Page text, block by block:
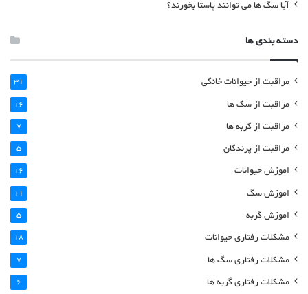
آیا سگ ها می توانند پاستا بخورند؟
دسته بندی ها
مراقبت از حیوانات خانگی 31
مراقبت از سگ ها 16
مراقبت از گربه ها 7
مراقبت از پرندگان 5
اموزش حیوانات 16
اموزش سگ 11
اموزش گربه 5
مشکلات رفتاری حیوانات 18
مشکلات رفتاری سگ ها 7
مشکلات رفتاری گربه ها 6